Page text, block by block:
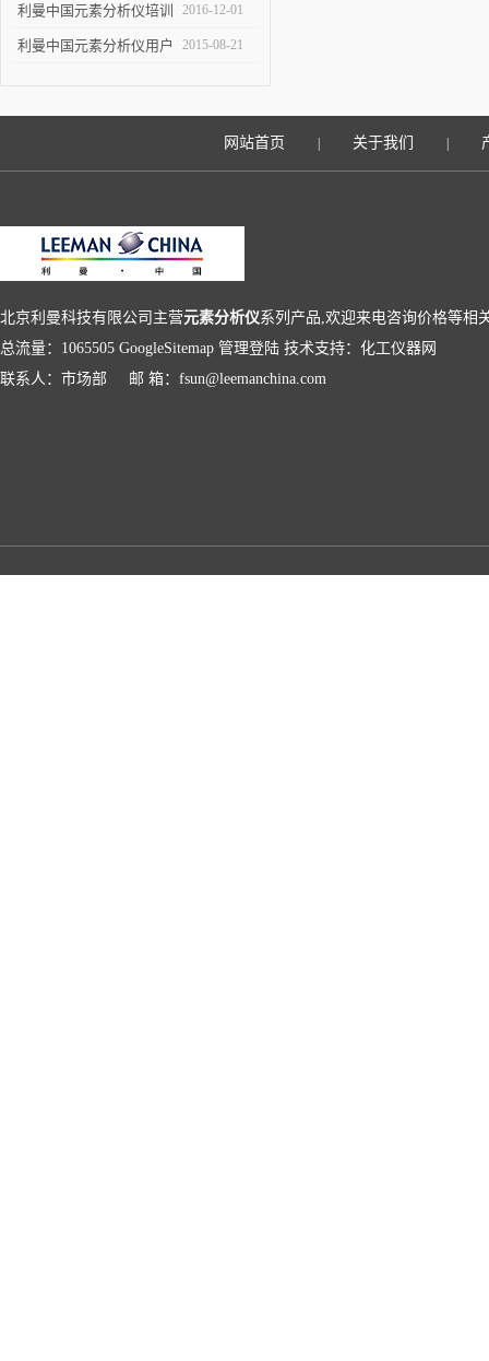
培训会-长春站圆满落幕
利曼中国元素分析仪培训
会【长春】邀请函
2016-12-01
利曼中国元素分析仪用户 2015-08-21
网站首页 关于我们
北京利曼科技有限公司主营元素分析仪系列产品,欢迎来电咨询价格等相
总流量：1065505 GoogleSitemap 管理登陆 技术支持： 化工仪器网
联系人：市场部 邮 箱：fsun@leemanchina.com